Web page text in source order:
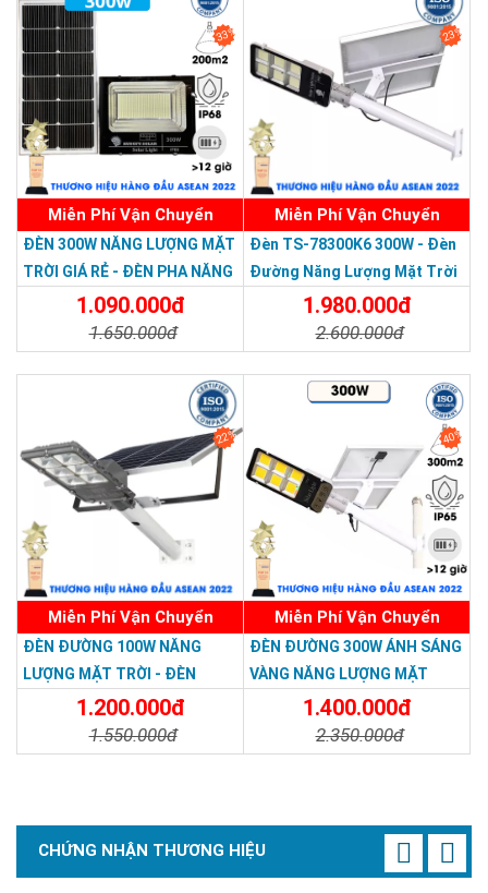
Thương hiệu dẫn đầu Việt Nam 2023
33%
Miễn Phí Vận Chuyển
ĐÈN 300W NĂNG LƯỢNG MẶT
TRỜI GIÁ RẺ - ĐÈN PHA NĂNG
LƯỢNG MẶT TRỜI 300W MẪU
1.090.000đ
1.650.000đ
23%
Miễn Phí Vận Chuyển
Đèn TS-78300K6 300W - Đèn
Đường Năng Lượng Mặt Trời
300W TS-78300K6 - Solar
Light 300W
1.980.000đ
2.600.000đ
22%
Miễn Phí Vận Chuyển
ĐÈN ĐƯỜNG 100W NĂNG
LƯỢNG MẶT TRỜI - ĐÈN
ĐƯỜNG NĂNG LƯỢNG MẶT
TRỜI 100W GIÁ RẺ - Solar
Light 100W
1.200.000đ
1.550.000đ
40%
Miễn Phí Vận Chuyển
ĐÈN ĐƯỜNG 300W ÁNH SÁNG
VÀNG NĂNG LƯỢNG MẶT
TRỜI - Solar Light 300W
1.400.000đ
2.350.000đ
CHỨNG NHẬN THƯƠNG HIỆU